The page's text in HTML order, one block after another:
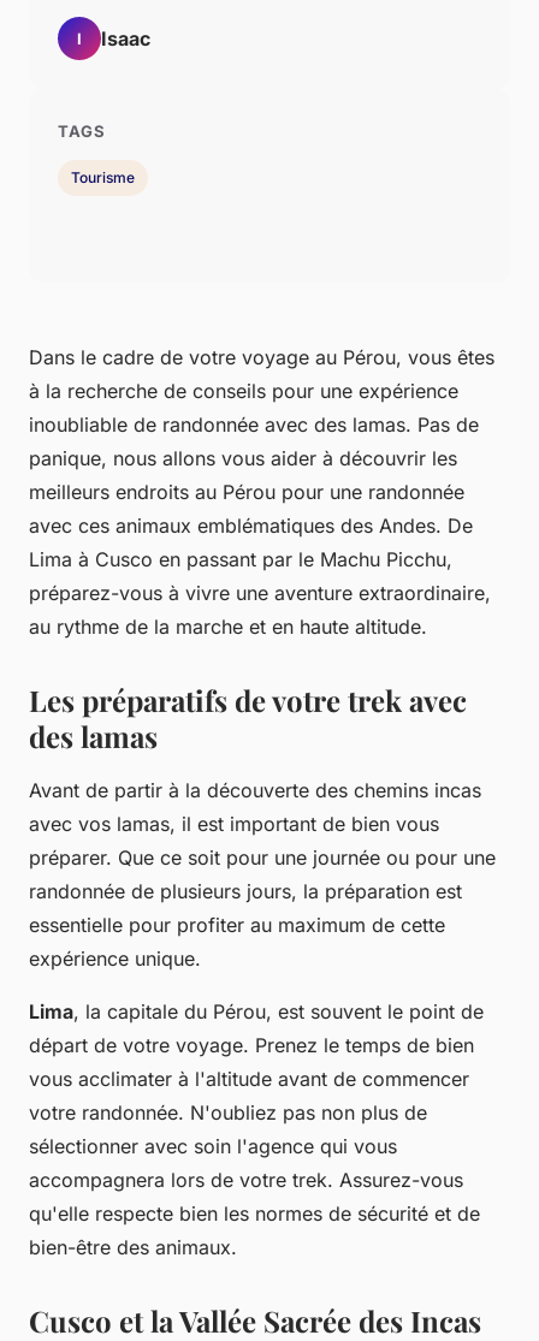
Dans le cadre de votre voyage au Pérou, vous êtes
à la recherche de conseils pour une expérience
inoubliable de randonnée avec des lamas. Pas de
panique, nous allons vous aider à découvrir les
meilleurs endroits au Pérou pour une randonnée
avec ces animaux emblématiques des Andes. De
Lima à Cusco en passant par le Machu Picchu,
préparez-vous à vivre une aventure extraordinaire,
au rythme de la marche et en haute altitude.
Les préparatifs de votre trek avec
des lamas
Avant de partir à la découverte des chemins incas
avec vos lamas, il est important de bien vous
préparer. Que ce soit pour une journée ou pour une
randonnée de plusieurs jours, la préparation est
essentielle pour profiter au maximum de cette
expérience unique.
Lima, la capitale du Pérou, est souvent le point de
départ de votre voyage. Prenez le temps de bien
vous acclimater à l'altitude avant de commencer
votre randonnée. N'oubliez pas non plus de
sélectionner avec soin l'agence qui vous
accompagnera lors de votre trek. Assurez-vous
qu'elle respecte bien les normes de sécurité et de
bien-être des animaux.
Cusco et la Vallée Sacrée des Incas
I Isaac
TAGS
Tourisme